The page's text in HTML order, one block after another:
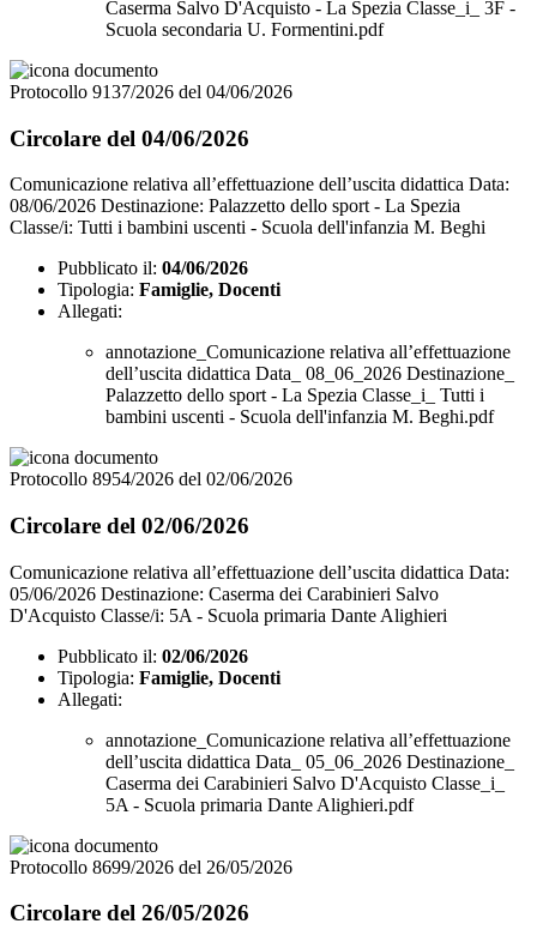
Caserma Salvo D'Acquisto - La Spezia Classe_i_ 3F -
Scuola secondaria U. Formentini.pdf
Protocollo 9137/2026 del 04/06/2026
Circolare del 04/06/2026
Comunicazione relativa all’effettuazione dell’uscita didattica Data:
08/06/2026 Destinazione: Palazzetto dello sport - La Spezia
Classe/i: Tutti i bambini uscenti - Scuola dell'infanzia M. Beghi
Pubblicato il: 04/06/2026
Tipologia: Famiglie, Docenti
Allegati:
annotazione_Comunicazione relativa all’effettuazione
dell’uscita didattica Data_ 08_06_2026 Destinazione_
Palazzetto dello sport - La Spezia Classe_i_ Tutti i
bambini uscenti - Scuola dell'infanzia M. Beghi.pdf
Protocollo 8954/2026 del 02/06/2026
Circolare del 02/06/2026
Comunicazione relativa all’effettuazione dell’uscita didattica Data:
05/06/2026 Destinazione: Caserma dei Carabinieri Salvo
D'Acquisto Classe/i: 5A - Scuola primaria Dante Alighieri
Pubblicato il: 02/06/2026
Tipologia: Famiglie, Docenti
Allegati:
annotazione_Comunicazione relativa all’effettuazione
dell’uscita didattica Data_ 05_06_2026 Destinazione_
Caserma dei Carabinieri Salvo D'Acquisto Classe_i_
5A - Scuola primaria Dante Alighieri.pdf
Protocollo 8699/2026 del 26/05/2026
Circolare del 26/05/2026